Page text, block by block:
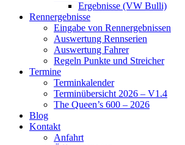
Ergebnisse (VW Bulli)
Rennergebnisse
Eingabe von Rennergebnissen
Auswertung Rennserien
Auswertung Fahrer
Regeln Punkte und Streicher
Termine
Terminkalender
Terminübersicht 2026 – V1.4
The Queen’s 600 – 2026
Blog
Kontakt
Anfahrt